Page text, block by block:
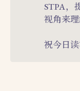
STPA，
视角来
祝今日